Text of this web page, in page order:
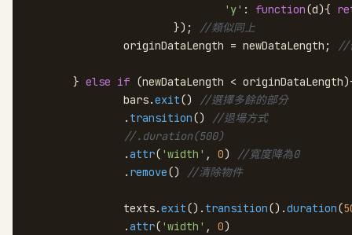
'y' : function(d){
			});
//類似同上
		originDataLength = newDataLength;
//
	}
else if (newDataLength <
		bars.
exit() //選擇多餘的部分
		.
transition() //退場方式
//.duration(500)
		.
attr( 'width' , 0) //寬度降為0
		.
remove() //清除物件
		texts.
exit(). transition().duration(
		.
attr( 'width' , 0)